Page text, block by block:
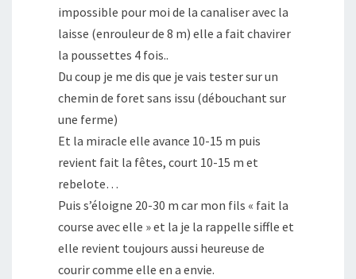
impossible pour moi de la canaliser avec la
laisse (enrouleur de 8 m) elle a fait chavirer
la poussettes 4 fois..
Du coup je me dis que je vais tester sur un
chemin de foret sans issu (débouchant sur
une ferme)
Et la miracle elle avance 10-15 m puis
revient fait la fêtes, court 10-15 m et
rebelote…
Puis s’éloigne 20-30 m car mon fils « fait la
course avec elle » et la je la rappelle siffle et
elle revient toujours aussi heureuse de
courir comme elle en a envie.